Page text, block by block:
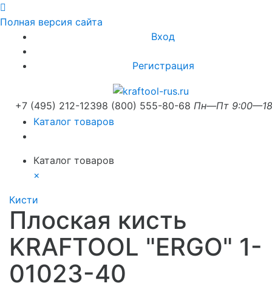
Полная версия сайта
Вход
Регистрация
+7 (495) 212-12398 (800) 555-80-68 Пн—Пт
Каталог товаров
Каталог товаров
×
Кисти
Плоская кисть
KRAFTOOL "ERGO" 1-
01023-40